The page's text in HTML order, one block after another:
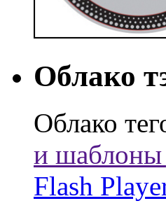
Облако
Облако
и шаблоны
Flash